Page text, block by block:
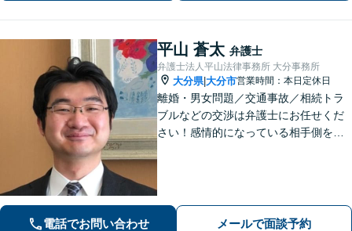
平山 蒼太 弁護士
弁護士法人平山法律事務所 大分事務所
大分県|大分市営業時間：本日定休日
離婚・男女問題／交通事故／相続トラ
ブルなどの交渉は弁護士にお任せくだ
さい！感情的になっている相手側を冷
電話でお問い合わせ メールで面談予約